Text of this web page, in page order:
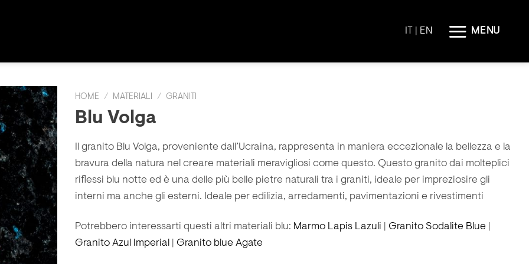
IT | EN MENU
HOME / MATERIALI / GRANITI
Blu Volga
Il granito Blu Volga, proveniente dall’Ucraina, rappresenta in maniera eccezionale la bellezza e la
bravura della natura nel creare materiali meravigliosi come questo. Questo granito dai molteplici
riflessi blu notte ed è una delle più belle pietre naturali tra i graniti, ideale per impreziosire gli
interni ma anche gli esterni. Ideale per edilizia, arredamenti, pavimentazioni e rivestimenti
Potrebbero interessarti questi altri materiali blu: Marmo Lapis Lazuli Granito Sodalite Blue
Granito Azul Imperial
Granito blue Agate